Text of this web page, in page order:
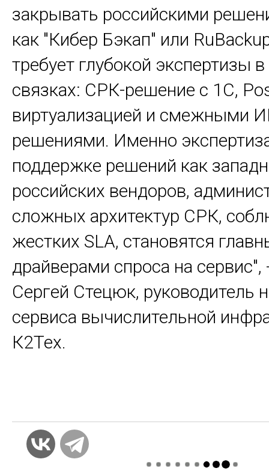
закрывать российскими
как "Кибер Бэкап" или
требует глубокой экспертизы
связках: СРК-решение с 1С,
виртуализацией и смежными
решениями. Именно
поддержке решений как
российских вендоров,
сложных архитектур СРК,
жестких SLA, становятся
драйверами спроса на сервис",
Сергей Стецюк, руководитель
сервиса вычислительной
К2Тех.